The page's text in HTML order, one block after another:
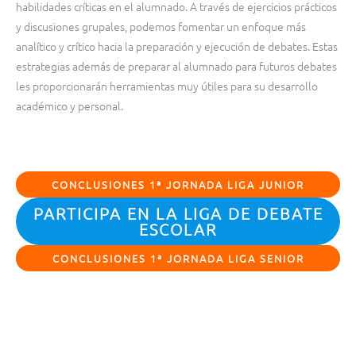
habilidades críticas en el alumnado. A través de ejercicios prácticos
y discusiones grupales, podemos fomentar un enfoque más
analítico y crítico hacia la preparación y ejecución de debates. Estas
estrategias además de preparar al alumnado para futuros debates
les proporcionarán herramientas muy útiles para su desarrollo
académico y personal.
CONCLUSIONES 1ª JORNADA LIGA JUNIOR
PARTICIPA EN LA LIGA DE DEBATE
ESCOLAR
CONCLUSIONES 1ª JORNADA LIGA SENIOR